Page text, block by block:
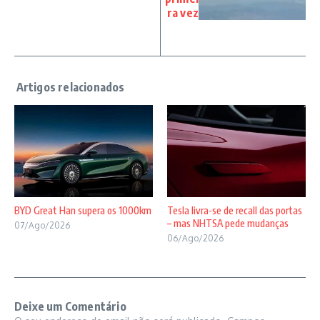
ra vez
BYD Great Han supera os 1000km
07/Ago/2026
Tesla livra-se de recall das portas
– mas NHTSA pede mudanças
06/Ago/2026
Deixe um Comentário